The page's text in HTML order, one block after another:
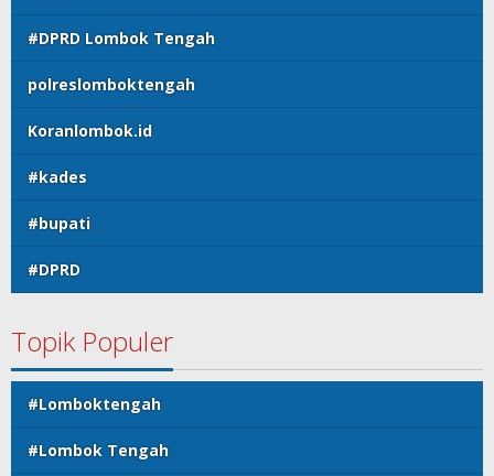
#DPRD Lombok Tengah
polreslomboktengah
Koranlombok.id
#kades
#bupati
#DPRD
Topik Populer
#Lomboktengah
#Lombok Tengah